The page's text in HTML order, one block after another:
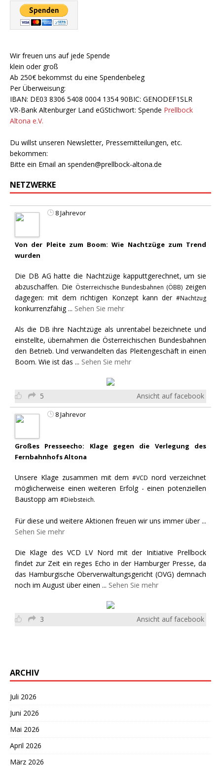
Wir freuen uns auf jede Spende
klein oder groß
Ab 250€ bekommst du eine Spendenbeleg
Per Überweisung:
IBAN: DE03 8306 5408 0004 1354 90BIC: GENODEF1SLR
VR-Bank Altenburger Land eGStichwort: Spende Prellbock
Altona e.V.
Du willst unseren Newsletter, Pressemitteilungen, etc.
bekommen:
Bitte ein Email an spenden@prellbock-altona.de
NETZWERKE
8 Jahrevor
Von der Pleite zum Boom: Wie Nachtzüge zum Trend
wurden
Die DB AG hatte die Nachtzüge kapputtgerechnet, um sie
abzuschaffen. Die Österreichische Bundesbahnen (ÖBB) zeigen
dagegen: mit dem richtigen Konzept kann der #Nachtzug
konkurrenzfähig ... Sehen Sie mehr
Als die DB ihre Nachtzüge als unrentabel bezeichnete und
einstellte, übernahmen die Österreichischen Bundesbahnen
den Betrieb. Und verwandelten das Pleitengeschäft in einen
Boom. Wie ist das ... Sehen Sie mehr
5 Ansicht auf facebook
8 Jahrevor
Großes Presseecho: Klage gegen die Verlegung des
Fernbahnhofs Altona
Unsere Klage zusammen mit dem#VCD nord verzeichnet
möglicherweise einen weiteren Erfolg - einen potenziellen
Baustopp am #Diebsteich.
Für diese und weitere Aktionen freuen wir uns immer über ...
Sehen Sie mehr
Die Klage des VCD LV Nord mit der Initiative Prellbock
findet zur Zeit ein reges Echo in der Hamburger Presse, da
das Hamburgische Oberverwaltungsgericht (OVG) demnach
noch im August über einen ... Sehen Sie mehr
3 Ansicht auf facebook
ARCHIV
Juli 2026
Juni 2026
Mai 2026
April 2026
März 2026